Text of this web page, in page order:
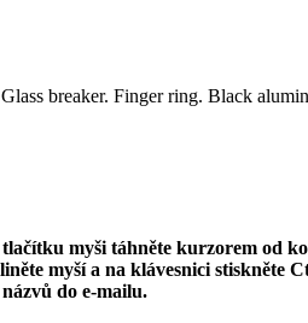
breaker. Finger ring. Black
myši táhněte kurzorem od
myší a na klávesnici stiskněte
do e-mailu.